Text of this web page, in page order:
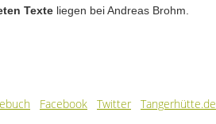
Texte liegen bei Andreas Brohm.
Facebook Twitter Tangerhütte.de